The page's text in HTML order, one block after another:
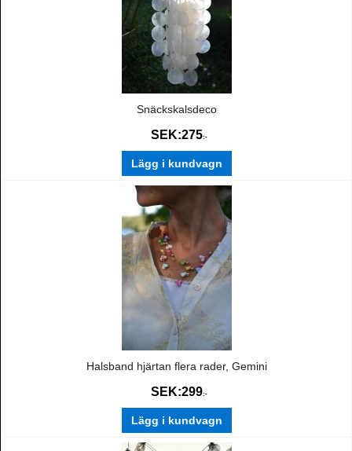
Snäckskalsdeco
SEK:275:-
Lägg i kundvagn
Halsband hjärtan flera rader, Gemini
SEK:299:-
Lägg i kundvagn